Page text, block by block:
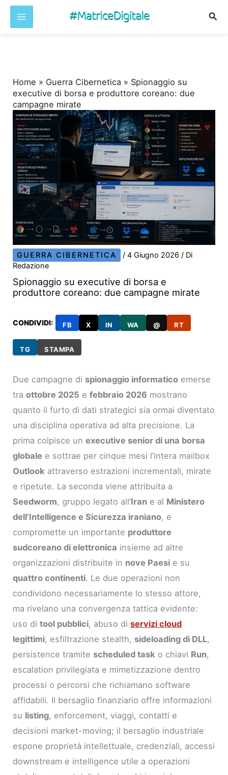
Home » Guerra Cibernetica » Spionaggio su
executive di borsa e produttore coreano: due
campagne mirate
GUERRA CIBERNETICA /4 Giugno 2026/ Di
Redazione
Spionaggio su executive di borsa e
produttore coreano: due campagne mirate
CONDIVIDI: FB X IN WA @ RT
TG STAMPA
Due campagne di spionaggio informatico emerse
traottobre 2025 efebbraio 2026 mostrano
quanto il furto di dati strategici sia ormai diventato
una disciplina operativa ad alta precisione. La
prima colpisce unexecutive senior di una borsa
globale e sottrae per cinque mesi l’intera mailbox
Outlook attraverso estrazioni incrementali, mirate
e ripetute. La seconda viene attribuita a
Seedworm, gruppo legato all’Iran e al Ministero
dell’Intelligence e Sicurezza iraniano, e
compromette un importante produttore
sudcoreano di elettronica insieme ad altre
organizzazioni distribuite in nove Paesi e su
quattro continenti. Le due operazioni non
condividono necessariamente lo stesso attore,
ma rivelano una convergenza tattica evidente:
uso ditool pubblici, abuso diservizi cloud
legittimi, esfiltrazione stealth, sideloading di DLL,
persistence tramite scheduled task o chiavi Run,
escalation privilegiata e mimetizzazione dentro
processi o percorsi che richiamano software
affidabili. Il bersaglio finanziario offre informazioni
su listing, enforcement, viaggi, contatti e
decisioni market-moving; il bersaglio industriale
espone proprietà intellettuale, credenziali, accessi
downstream e intelligence utile a operazioni